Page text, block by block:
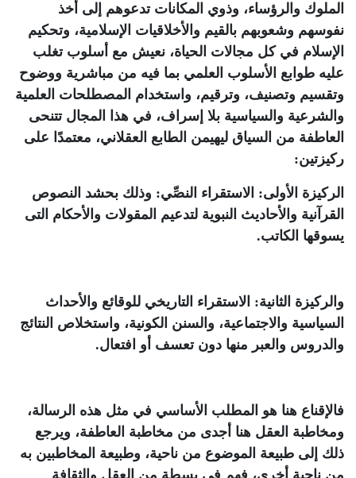
الملوك والرؤساء، وذوي المكانات تدعوهم إلى أخذ
نفوسهم وشعوبهم بالقيم والأخلاقيات الإسلامية، وتحكيم
الإسلام في كل مجالات الحياة، نعيش مع أسلوب تغلب
عليه طوابع الأسلوب العلمي بما فيه من مباشرية ووضوح
وتقسيم وتصنيف، وترقيم، واستخدام المصطلحات العلمية
والشرعية والسياسية بلا إسراف، في هذا المجال تتنحى
العاطفة من السياق ليهيمن الطابع العقلاني، معتمدًا على
ركيزتين:
الركيزة الأولى: الاستقراء النصِّي: وذلك بحشد النصوص
القرآنية والأحاديث النبوية لتدعيم المقولات والأحكام التى
يسوقها الكاتب.
والركيزة الثانية: الاستقراء التاريخي للوقائع والأحداث
السياسية والاجتماعية، والسنن الكونية، واستخلاص النتائج
والدروس والعبر منها دون تعسف أو افتعال.
فالإقناع هنا هو المطلب الأساسي في مثل هذه الرسالة،
ومخاطبة العقل هنا أجدى من مخاطبة العاطفة، ويرجع
ذلك إلى طبيعة الموضوع من ناحية، وطبيعة المخاطبين به